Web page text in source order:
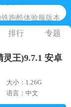
跑酷体验服版本
共庆周年
觉醒生机国际服
验服
排行 专题
王)9.7.1 安卓
大小：1.26G
语言：中文